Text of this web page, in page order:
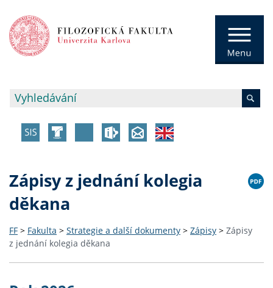
Zápisy z jednání kolegia
děkana
FF > Fakulta > Strategie a další dokumenty > Zápisy > Zápisy
z jednání kolegia děkana